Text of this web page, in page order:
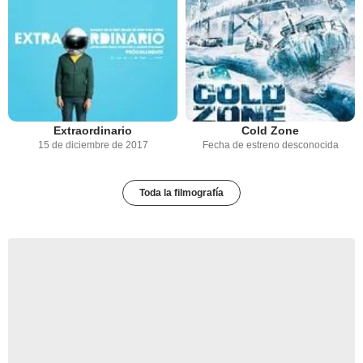
Extraordinario
15 de diciembre de 2017
Cold Zone
Fecha de estreno desconocida
Toda la filmografía